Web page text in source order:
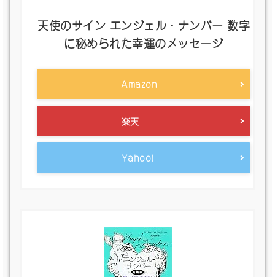
天使のサイン エンジェル・ナンバー 数字
に秘められた幸運のメッセージ
Amazon
楽天
Yahoo!